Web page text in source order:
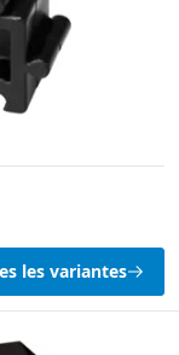
les variantes